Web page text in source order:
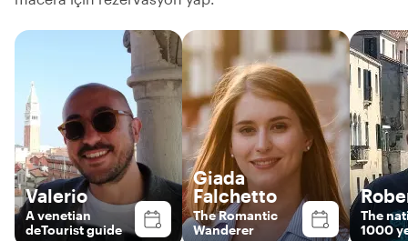
Valerio
A venetian
deTourist guide
Giada
Falchetto
The Romantic
Wanderer
The
1000